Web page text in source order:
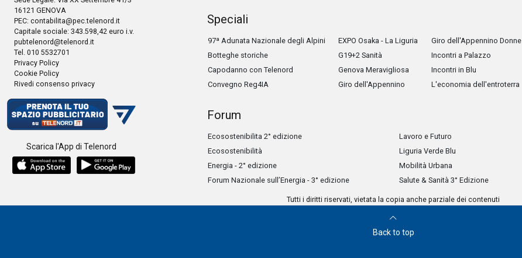
16121 GENOVA
PEC: contabilita@pec.telenord.it
Capitale sociale: 343.598,42 euro i.v.
pubtelenord@telenord.it
Tel. 010 5532701
Privacy Policy
Cookie Policy
Rivedi consenso privacy
Scarica l'App di Telenord
Speciali
97ª Adunata Nazionale degli Alpini
Botteghe storiche
Capodanno con Telenord
Convegno Reg4IA
EXPO Osaka - La Liguria
G19+2 Sanità
Genova Meravigliosa
Giro dell'Appennino
Giro dell'Appennino Donne
Incontri a Palazzo
Incontri in Blu
L'economia dell'entroterra
Forum
Ecosostenibilita 2° edizione
Ecosostenibilità
Energia - 2° edizione
Forum Nazionale sull’Energia - 3° edizione
Lavoro e Futuro
Liguria Verde Blu
Mobilità Urbana
Salute & Sanità 3° Edizione
Tutti i diritti riservati, vietata la copia anche parziale dei contenuti
Back to top